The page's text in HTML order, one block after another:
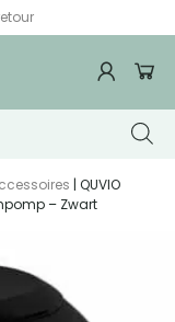
| QUVIO
– Zwart